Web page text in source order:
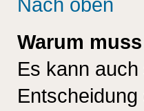
Nach oben
Warum
Es kann